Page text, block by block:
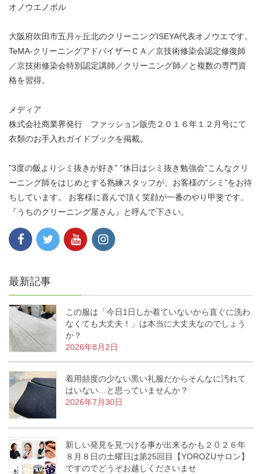
オノウエノボル
大阪府吹田市五月ヶ丘北のクリーニングISEYA代表オノウエです。
TeMA-クリーニングアドバイザーＣＡ／京技術修染会認定修復師
／京技術修染会特別認定講師／クリーニング師／と複数の専門資
格を習得。
メディア
株式会社商業界発行 ファッション販売２０１６年１２月号にて
衣類のお手入れガイドブックを掲載。
”3度の飯よりシミ抜きが好き” ”休日はシミ抜き勉強会”こんなクリ
ーニング師をはじめとする熟練スタッフが、お客様の”シミ”をお待
ちしています。 お客様に喜んで頂く笑顔が一番のやり甲斐です。
『うちのクリーニング屋さん』と呼んで下さい。
最新記事
この服は「今日1日しか着ていないから直ぐに洗わ
なくても大丈夫！」は本当に大丈夫なのでしょう
か？
2026年8月2日
着用頻度の少ない黒い礼服だからそんなに汚れて
はいない…と思っていませんか？
2026年7月30日
新しい発見を見つける事が出来るかも２０２６年
８月８日の土曜日は第25回目【YOROZUサロン】
ですのでどうぞお越しくださいませ